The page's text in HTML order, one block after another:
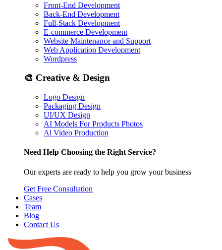
Front-End Development
Back-End Development
Full-Stack Development
E-commerce Development
Website Maintenance and Support
Web Application Development
Wordpress
🎨 Creative & Design
Logo Design
Packaging Design
UI/UX Design
AI Models For Products Photos
Al Video Production
Need Help Choosing the Right Service?
Our experts are ready to help you grow your business
Get Free Consultation
Cases
Team
Blog
Contact Us